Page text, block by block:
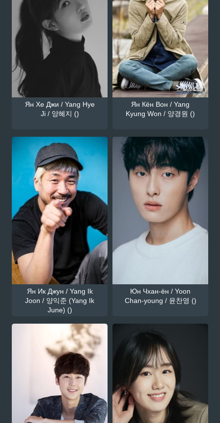
Ян Хе Джи / Yang Hye
Ji / 양혜지 ()
Ян Кён Вон / Yang
Kyung Won / 양경원 ()
Ян Ик Джун / Yang Ik
Joon / 양익준 (Yang Ik
June) ()
Юн Чхан-ён / Yoon
Chan-young / 윤찬영 ()